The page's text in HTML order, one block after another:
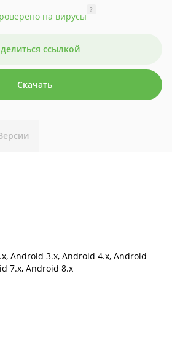
на вирусы
?
ссылкой
Скачать
Android 3.x, Android 4.x, Android
7.x, Android 8.x